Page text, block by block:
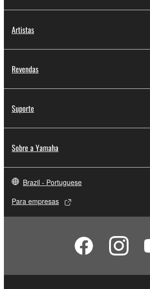
Artistas
Revendas
Suporte
Sobre a Yamaha
Brazil - Portuguese
Para empresas